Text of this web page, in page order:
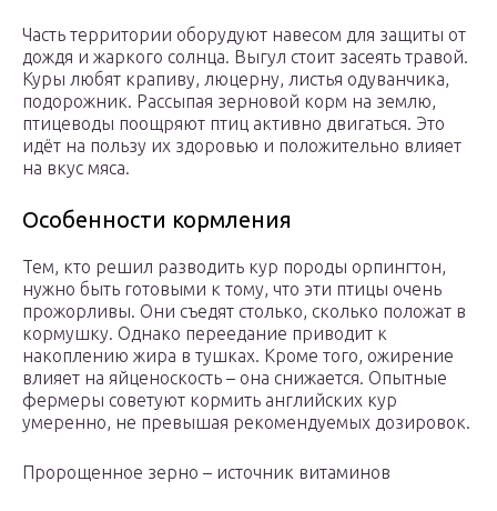
Часть территории оборудуют навесом для защиты от
дождя и жаркого солнца. Выгул стоит засеять травой.
Куры любят крапиву, люцерну, листья одуванчика,
подорожник. Рассыпая зерновой корм на землю,
птицеводы поощряют птиц активно двигаться. Это
идёт на пользу их здоровью и положительно влияет
на вкус мяса.
Особенности кормления
Тем, кто решил разводить кур породы орпингтон,
нужно быть готовыми к тому, что эти птицы очень
прожорливы. Они съедят столько, сколько положат в
кормушку. Однако переедание приводит к
накоплению жира в тушках. Кроме того, ожирение
влияет на яйценоскость – она снижается. Опытные
фермеры советуют кормить английских кур
умеренно, не превышая рекомендуемых дозировок.
Пророщенное зерно – источник витаминов